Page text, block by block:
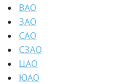
ВАО
ЗАО
САО
СЗАО
ЦАО
ЮАО